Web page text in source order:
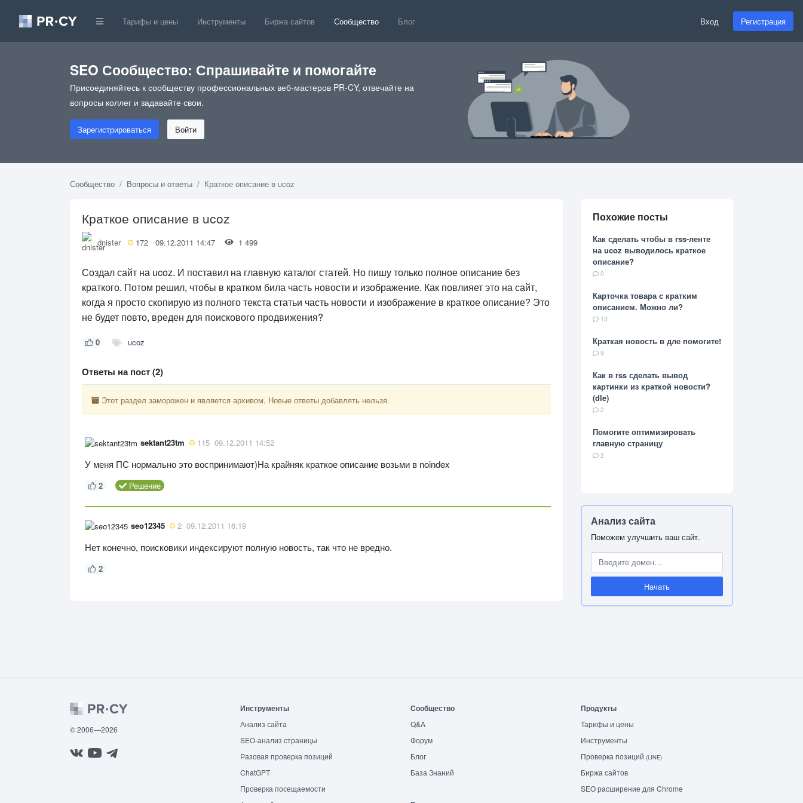
Тарифы и цены Инструменты Биржа сайтов Сообщество Блог Вход Регистрация
SEO Сообщество: Спрашивайте и помогайте
Присоединяйтесь к сообществу профессиональных веб-мастеров PR-CY, отвечайте на
вопросы коллег и задавайте свои.
Зарегистрироваться Войти
Сообщество Вопросы и ответы Краткое описание в ucoz
Краткое описание в ucoz
dnister 172 09.12.2011 14:47 1 499
Создал сайт на ucoz. И поставил на главную каталог статей. Но пишу только полное описание без
краткого. Потом решил, чтобы в кратком била часть новости и изображение. Как повлияет это на сайт,
когда я просто скопирую из полного текста статьи часть новости и изображение в краткое описание? Это
не будет повто, вреден для поискового продвижения?
0 ucoz
Ответы на пост (2)
Этот раздел заморожен и является архивом. Новые ответы добавлять нельзя.
sektant23tm 115 09.12.2011 14:52
У меня ПС нормально это воспринимают)На крайняк краткое описание возьми в noindex
2 Решение
seo12345 2 09.12.2011 16:19
Нет конечно, поисковики индексируют полную новость, так что не вредно.
2
Похожие посты
Как сделать чтобы в rss-ленте
на ucoz выводилось краткое
описание?
0
Карточка товара с кратким
описанием. Можно ли?
13
Краткая новость в дле помогите!
9
Как в rss сделать вывод
картинки из краткой новости?
(dle)
2
Помогите оптимизировать
главную страницу
2
Анализ сайта
Поможем улучшить ваш сайт.
Начать
© 2006—2026
Инструменты
Анализ сайта
SEO-анализ страницы
Разовая проверка позиций
ChatGPT
Проверка посещаемости
Сообщество
Q&A
Форум
Блог
База Знаний
Продукты
Тарифы и цены
Инструменты
Проверка позиций (LINE)
Биржа сайтов
SEO расширение для Chrome